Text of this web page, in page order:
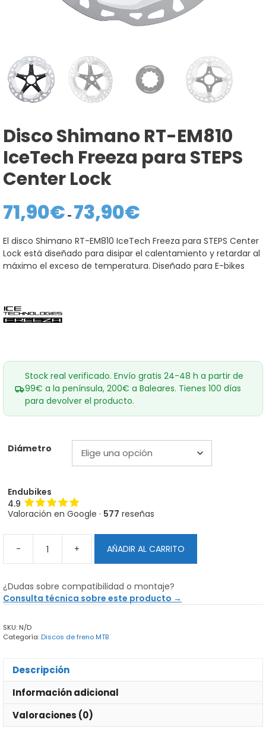
Disco Shimano RT-EM810
IceTech Freeza para STEPS
Center Lock
71,90€ - 73,90€
desde
71,90€
hasta
73,90€
El disco Shimano RT-EM810 IceTech Freeza para STEPS Center
Lock está diseñado para disipar el calentamiento y retardar al
máximo el exceso de temperatura. Diseñado para E-bikes
Stock real verificado. Envío gratis 24-48 h a partir de
99€ a la península, 200€ a Baleares. Tienes 100 días
para devolver el producto.
Diámetro
Endubikes
4.9
Valoración en Google · 577 reseñas
-
Disco
Shimano
EM810
IceTech
STEPS
cantidad
+ AÑADIR AL CARRITO
¿Dudas sobre compatibilidad o montaje?
Consulta técnica sobre este producto →
SKU: N/D
Categoría:Discos de freno MTB
Descripción
Información adicional
Valoraciones (0)